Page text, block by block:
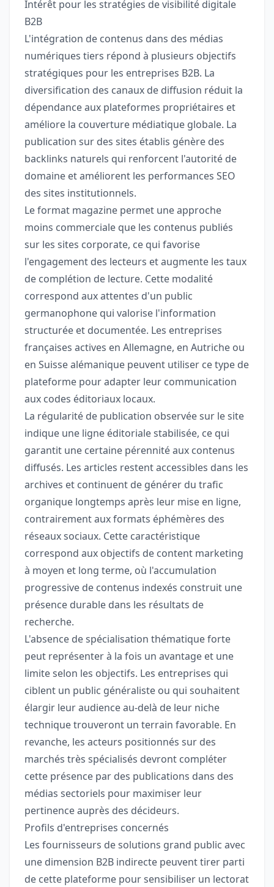
Intérêt pour les stratégies de visibilité digitale
B2B
L'intégration de contenus dans des médias
numériques tiers répond à plusieurs objectifs
stratégiques pour les entreprises B2B. La
diversification des canaux de diffusion réduit la
dépendance aux plateformes propriétaires et
améliore la couverture médiatique globale. La
publication sur des sites établis génère des
backlinks naturels qui renforcent l'autorité de
domaine et améliorent les performances SEO
des sites institutionnels.
Le format magazine permet une approche
moins commerciale que les contenus publiés
sur les sites corporate, ce qui favorise
l'engagement des lecteurs et augmente les taux
de complétion de lecture. Cette modalité
correspond aux attentes d'un public
germanophone qui valorise l'information
structurée et documentée. Les entreprises
françaises actives en Allemagne, en Autriche ou
en Suisse alémanique peuvent utiliser ce type de
plateforme pour adapter leur communication
aux codes éditoriaux locaux.
La régularité de publication observée sur le site
indique une ligne éditoriale stabilisée, ce qui
garantit une certaine pérennité aux contenus
diffusés. Les articles restent accessibles dans les
archives et continuent de générer du trafic
organique longtemps après leur mise en ligne,
contrairement aux formats éphémères des
réseaux sociaux. Cette caractéristique
correspond aux objectifs de content marketing
à moyen et long terme, où l'accumulation
progressive de contenus indexés construit une
présence durable dans les résultats de
recherche.
L'absence de spécialisation thématique forte
peut représenter à la fois un avantage et une
limite selon les objectifs. Les entreprises qui
ciblent un public généraliste ou qui souhaitent
élargir leur audience au-delà de leur niche
technique trouveront un terrain favorable. En
revanche, les acteurs positionnés sur des
marchés très spécialisés devront compléter
cette présence par des publications dans des
médias sectoriels pour maximiser leur
pertinence auprès des décideurs.
Profils d'entreprises concernés
Les fournisseurs de solutions grand public avec
une dimension B2B indirecte peuvent tirer parti
de cette plateforme pour sensibiliser un lectorat